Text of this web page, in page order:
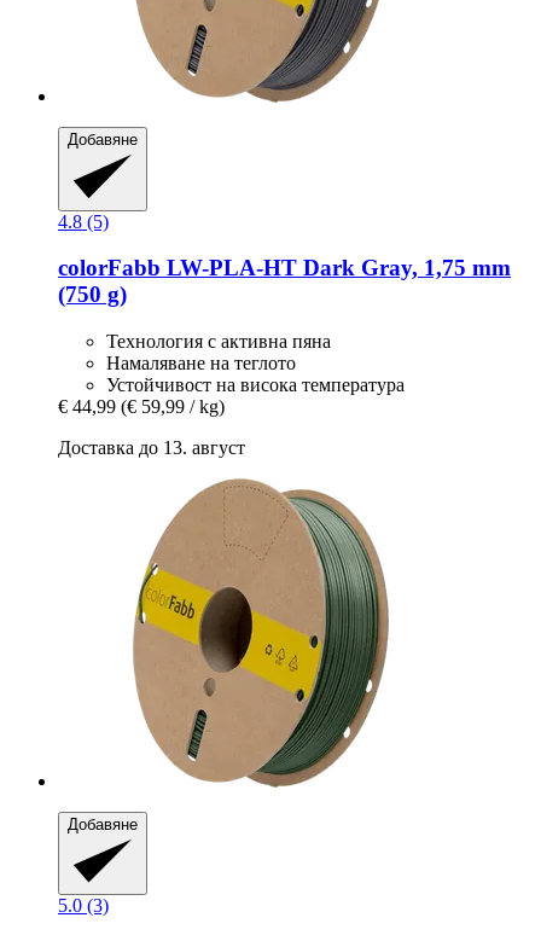
Добавяне
4.8 (5)
colorFabb LW-​PLA-​HT Dark Gray, 1,75 mm
(750 g)
Технология с активна пяна
Намаляване на теглото
Устойчивост на висока температура
€ 44,99 (€ 59,99 / kg)
Доставка до 13. август
Добавяне
5.0 (3)